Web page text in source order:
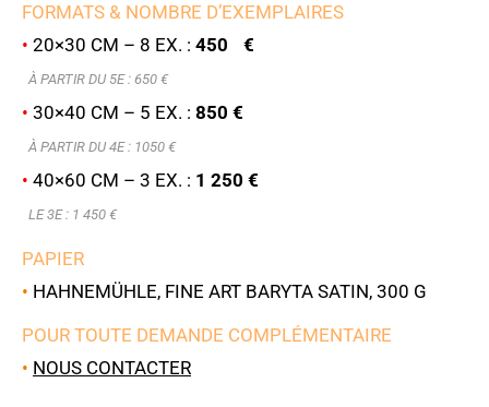
FORMATS & NOMBRE D’EXEMPLAIRES
• 20×30 CM – 8 EX. : 450 €
À PARTIR DU 5E : 650 €
• 30×40 CM – 5 EX. : 850 €
À PARTIR DU 4E : 1050 €
• 40×60 CM – 3 EX. : 1 250 €
LE 3E : 1 450 €
PAPIER
• HAHNEMÜHLE, FINE ART BARYTA SATIN, 300 G
POUR TOUTE DEMANDE COMPLÉMENTAIRE
• NOUS CONTACTER